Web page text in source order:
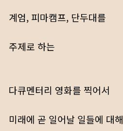
계엄, 피마캠프, 단두대를
주제로 하는
다큐멘터리 영화를 찍어서
미래에 곧 일어날 일들에 대해